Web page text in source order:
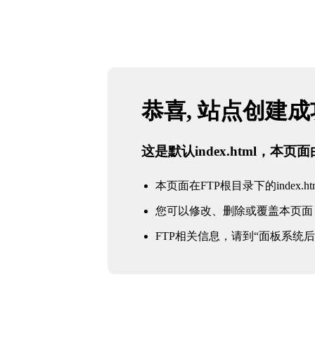
恭喜, 站点创建
这是默认index.html，本页面
本页面在FTP根目录下的
您可以修改、删除或覆盖本页面
FTP相关信息，请到“面板系统